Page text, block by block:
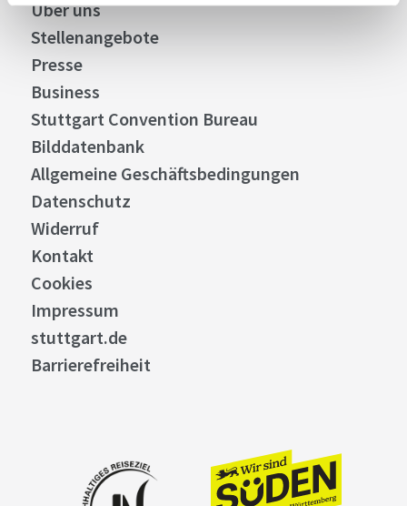
Über uns
Stellenangebote
Presse
Business
Stuttgart Convention Bureau
Bilddatenbank
Allgemeine Geschäftsbedingungen
Datenschutz
Widerruf
Kontakt
Cookies
Impressum
stuttgart.de
Barrierefreiheit